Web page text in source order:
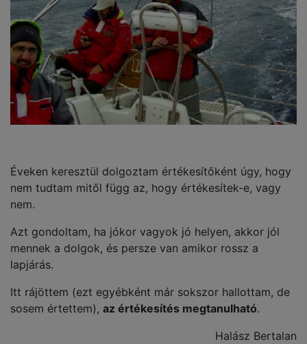
Éveken keresztül dolgoztam értékesítőként úgy, hogy
nem tudtam mitől függ az, hogy értékesítek-e, vagy
nem.
Azt gondoltam, ha jókor vagyok jó helyen, akkor jól
mennek a dolgok, és persze van amikor rossz a
lapjárás.
Itt rájöttem (ezt egyébként már sokszor hallottam, de
sosem értettem), az értékesítés megtanulható.
Halász Bertalan